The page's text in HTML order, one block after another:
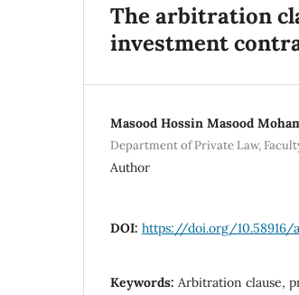
The arbitration
investment
Masood Hossin Masood
Department of Private Law,
Author
DOI: https://doi.org/10.58916/
Keywords: Arbitration clause,